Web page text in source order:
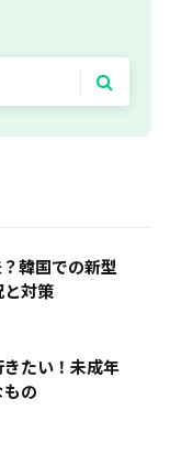
韓国での新型
と対策
たい！未成年
の